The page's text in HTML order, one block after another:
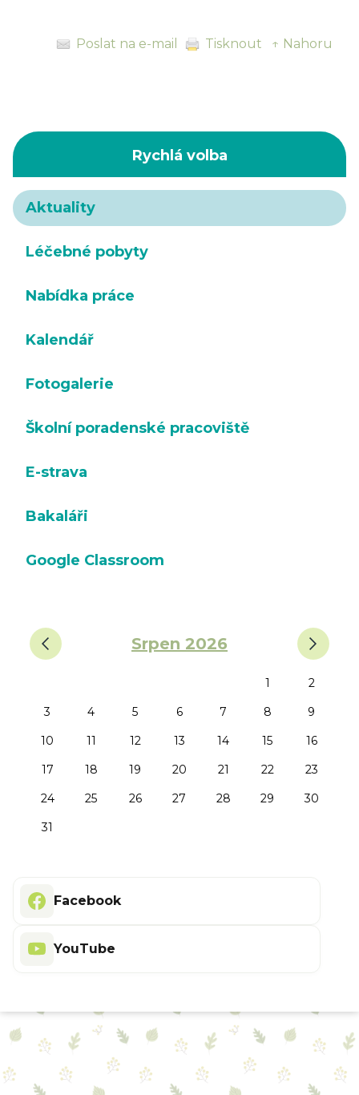
Poslat na e-mail Tisknout ↑ Nahoru
Rychlá volba
Aktuality
Léčebné pobyty
Nabídka práce
Kalendář
Fotogalerie
Školní poradenské pracoviště
E-strava
Bakaláři
Google Classroom
Srpen 2026
1
2
3
4 5 6 7 8
9
10
11 12 13 14 15
16
17
18 19 20 21 22
23
24
25 26 27 28 29
30
31
Facebook
YouTube